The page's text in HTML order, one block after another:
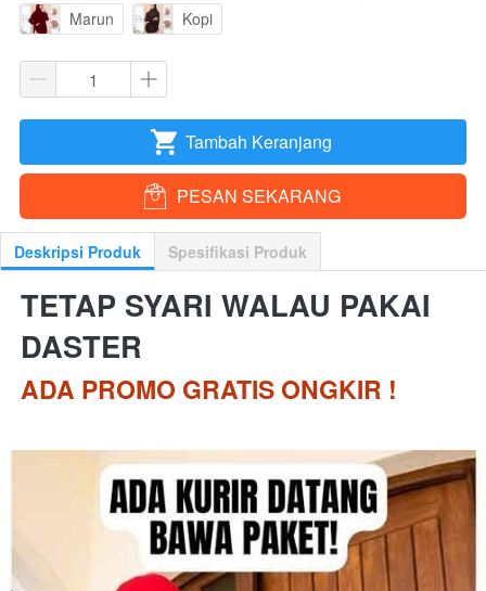
Marun
Kopi
` Tambah Keranjang
` PESAN SEKARANG
Deskripsi Produk Spesifikasi Produk
TETAP SYARI WALAU PAKAI
DASTER
ADA PROMO GRATIS ONGKIR !